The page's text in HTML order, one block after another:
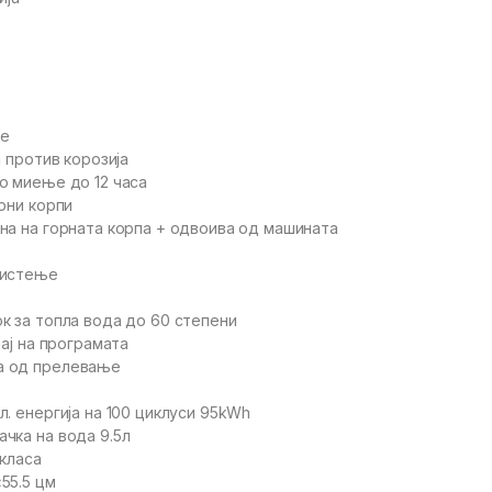
против корозија
миење до 12 часа
корпи
на горната корпа + одвоива од машината
за топла вода до 60 степени
на програмата
од прелевање
енергија на 100 циклуси 95kWh
на вода 9.5л
цм